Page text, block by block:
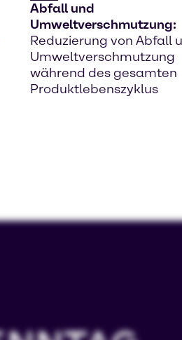
Abfall und
Umweltverschmutzung:
Reduzierung von Abfall
Umweltverschmutzung
während des gesamten
Produktlebenszyklus